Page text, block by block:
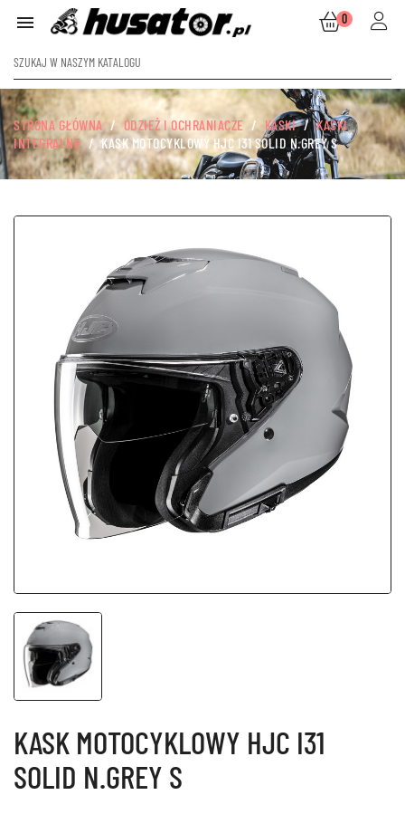
 0
STRONA GŁÓWNA ODZIEŻ I OCHRANIACZE KASKI
KASKI
INTEGRALNE
KASK MOTOCYKLOWY HJC I31 SOLID N.GREY S
KASK MOTOCYKLOWY HJC I31
SOLID N.GREY S